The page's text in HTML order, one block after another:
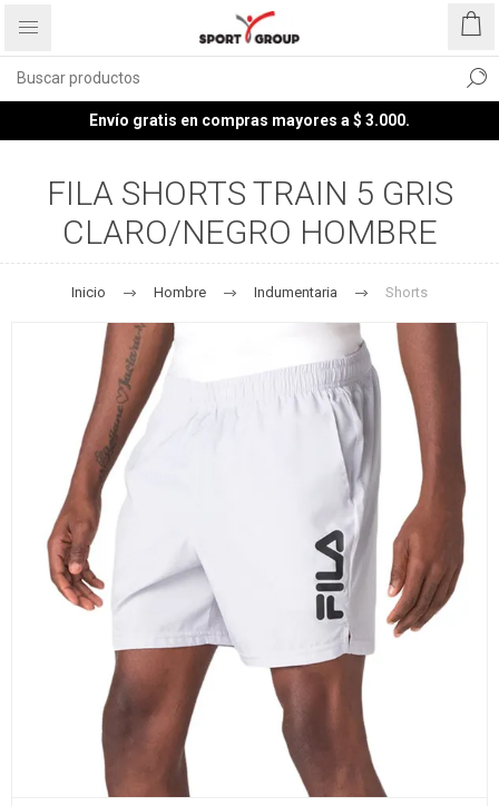
Envío gratis en compras mayores a $ 3.000.
FILA SHORTS TRAIN 5 GRIS
CLARO/NEGRO HOMBRE
Inicio Hombre Indumentaria Shorts